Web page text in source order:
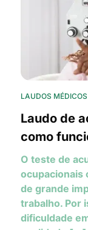
LAUDOS
Laudo de
como
O teste de
ocupacionais
de grande
trabalho. Por
dificuldade